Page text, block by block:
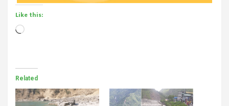
Like this:
Loading…
Related